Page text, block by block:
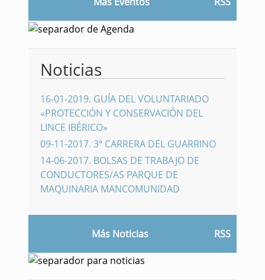
Noticias
16-01-2019. GUÍA DEL VOLUNTARIADO
«PROTECCIÓN Y CONSERVACIÓN DEL
LINCE IBÉRICO»
09-11-2017. 3ª CARRERA DEL GUARRINO
14-06-2017. BOLSAS DE TRABAJO DE
CONDUCTORES/AS PARQUE DE
MAQUINARIA MANCOMUNIDAD
Más Noticias RSS